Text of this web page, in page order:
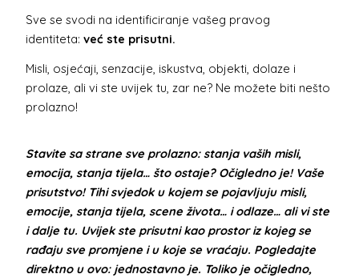
Sve se svodi na identificiranje vašeg pravog
identiteta:već ste prisutni.
Misli, osjećaji, senzacije, iskustva, objekti, dolaze i
prolaze, ali vi ste uvijek tu, zar ne? Ne možete biti nešto
prolazno!
Stavite sa strane sve prolazno: stanja vaših misli,
emocija, stanja tijela… što ostaje? Očigledno je! Vaše
prisutstvo! Tihi svjedok u kojem se pojavljuju misli,
emocije, stanja tijela, scene života… i odlaze… ali vi ste
i dalje tu. Uvijek ste prisutni kao prostor iz kojeg se
rađaju sve promjene i u koje se vraćaju. Pogledajte
direktno u ovo: jednostavno je. Toliko je očigledno,